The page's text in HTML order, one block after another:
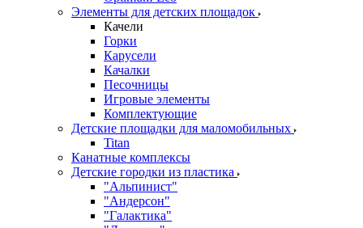
Элементы для детских площадок
Качели
Горки
Карусели
Качалки
Песочницы
Игровые элементы
Комплектующие
Детские площадки для маломобильных
Titan
Канатные комплексы
Детские городки из пластика
"Альпинист"
"Андерсон"
"Галактика"